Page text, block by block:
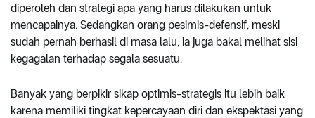
diperoleh dan strategi apa yang harus dilakukan untuk
mencapainya. Sedangkan orang pesimis-defensif, meski
sudah pernah berhasil di masa lalu, ia juga bakal melihat sisi
kegagalan terhadap segala sesuatu.
Banyak yang berpikir sikap optimis-strategis itu lebih baik
karena memiliki tingkat kepercayaan diri dan ekspektasi yang